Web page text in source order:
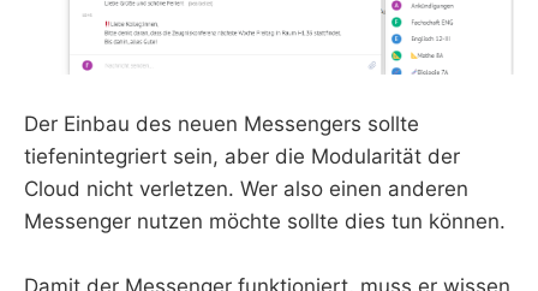
Der Einbau des neuen Messengers sollte
tiefenintegriert sein, aber die Modularität der
Cloud nicht verletzen. Wer also einen anderen
Messenger nutzen möchte sollte dies tun können.
Damit der Messenger funktioniert, muss er wissen